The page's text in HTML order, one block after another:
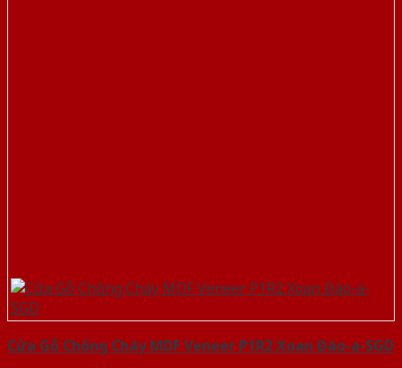
Cửa Gỗ Chống Cháy MDF Veneer P1R2 Xoan Đào-a-SGD